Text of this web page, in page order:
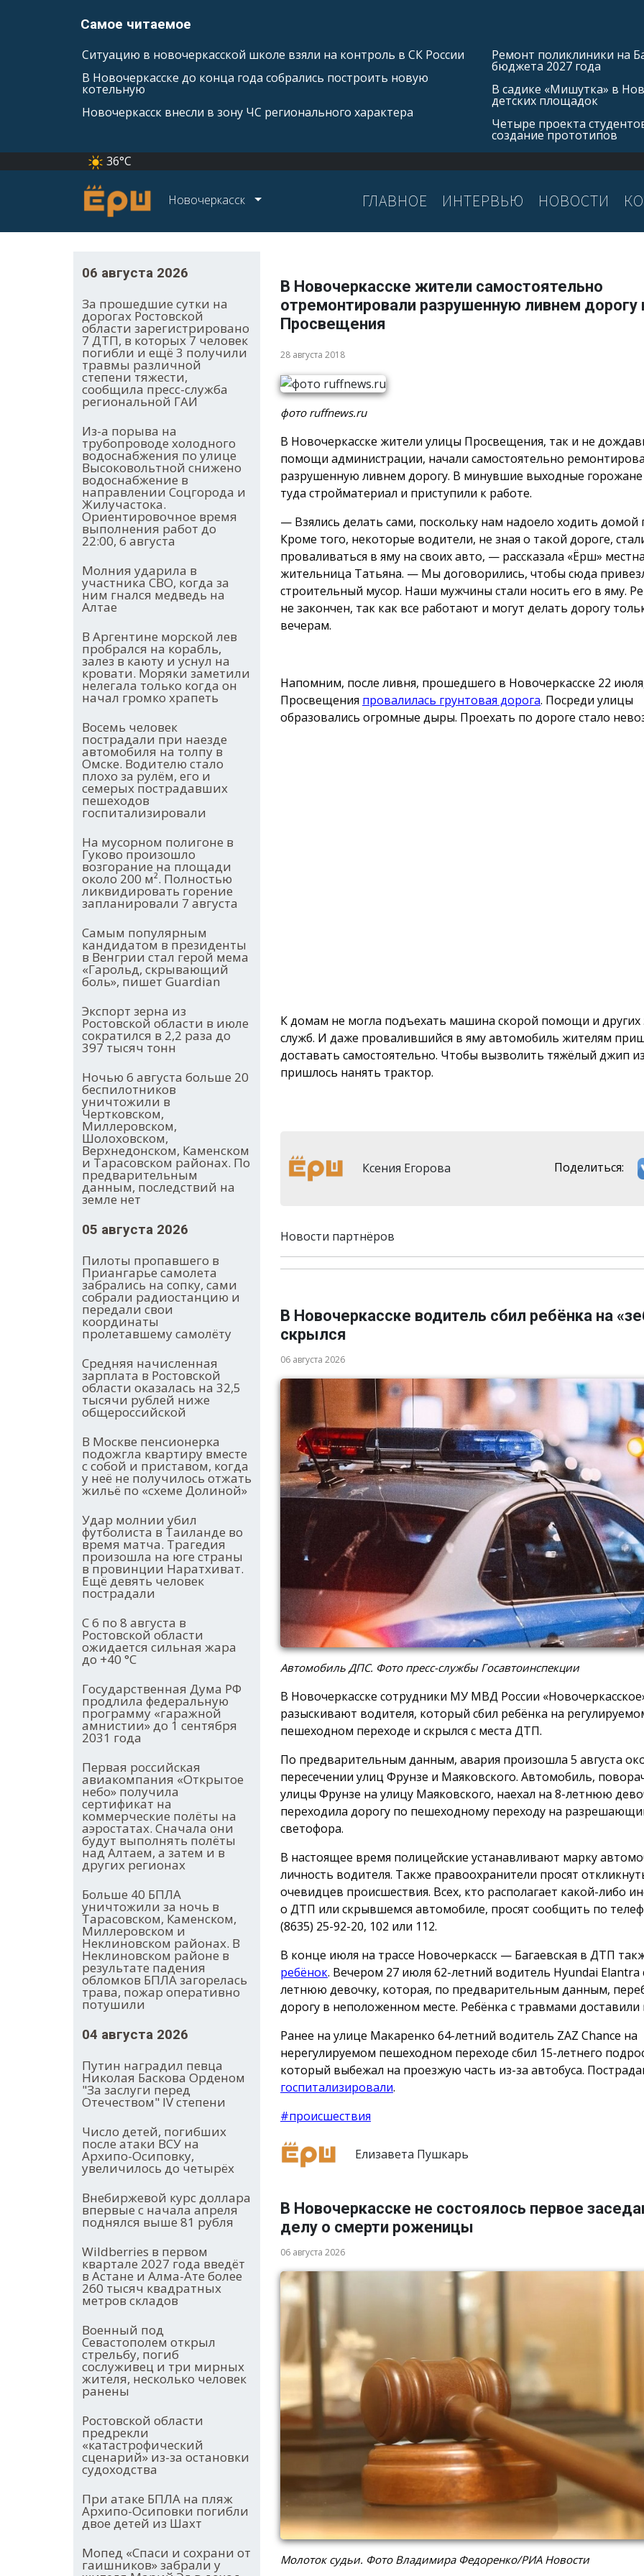
Самое читаемое
Ситуацию в новочеркасской школе взяли на контроль в СК России
В Новочеркасске до конца года собрались построить новую
котельную
Новочеркасск внесли в зону ЧС регионального характера
Ремонт поликлиники на
бюджета 2027 года
В садике «Мишутка» в
детских площадок
Четыре проекта
создание прототипов
36°C
Новочеркасск ГЛАВНОЕ ИНТЕРВЬЮ НОВОСТИ
06 августа 2026
За прошедшие сутки на
дорогах Ростовской
области зарегистрировано
7 ДТП, в которых 7 человек
погибли и ещё 3 получили
травмы различной
степени тяжести,
сообщила пресс-служба
региональной ГАИ
Из-а порыва на
трубопроводе холодного
водоснабжения по улице
Высоковольтной снижено
водоснабжение в
направлении Соцгорода и
Жилучастока.
Ориентировочное время
выполнения работ до
22:00, 6 августа
Молния ударила в
участника СВО, когда за
ним гнался медведь на
Алтае
В Аргентине морской лев
пробрался на корабль,
залез в каюту и уснул на
кровати. Моряки заметили
нелегала только когда он
начал громко храпеть
Восемь человек
пострадали при наезде
автомобиля на толпу в
Омске. Водителю стало
плохо за рулём, его и
семерых пострадавших
пешеходов
госпитализировали
На мусорном полигоне в
Гуково произошло
возгорание на площади
около 200 м². Полностью
ликвидировать горение
запланировали 7 августа
Самым популярным
кандидатом в президенты
в Венгрии стал герой мема
«Гарольд, скрывающий
боль», пишет Guardian
Экспорт зерна из
Ростовской области в июле
сократился в 2,2 раза до
397 тысяч тонн
Ночью 6 августа больше 20
беспилотников
уничтожили в
Чертковском,
Миллеровском,
Шолоховском,
Верхнедонском, Каменском
и Тарасовском районах. По
предварительным
данным, последствий на
земле нет
05 августа 2026
Пилоты пропавшего в
Приангарье самолета
забрались на сопку, сами
собрали радиостанцию и
передали свои
координаты
пролетавшему самолёту
Средняя начисленная
зарплата в Ростовской
области оказалась на 32,5
тысячи рублей ниже
общероссийской
В Москве пенсионерка
подожгла квартиру вместе
с собой и приставом, когда
у неё не получилось отжать
жильё по «схеме Долиной»
Удар молнии убил
футболиста в Таиланде во
время матча. Трагедия
произошла на юге страны
в провинции Наратхиват.
Ещё девять человек
пострадали
С 6 по 8 августа в
Ростовской области
ожидается сильная жара
до +40 °С
Государственная Дума РФ
продлила федеральную
программу «гаражной
амнистии» до 1 сентября
2031 года
Первая российская
авиакомпания «Открытое
небо» получила
сертификат на
коммерческие полёты на
аэростатах. Сначала они
будут выполнять полёты
над Алтаем, а затем и в
других регионах
Больше 40 БПЛА
уничтожили за ночь в
Тарасовском, Каменском,
Миллеровском и
Неклиновском районах. В
Неклиновском районе в
результате падения
обломков БПЛА загорелась
трава, пожар оперативно
потушили
04 августа 2026
Путин наградил певца
Николая Баскова Орденом
"За заслуги перед
Отечеством" IV степени
Число детей, погибших
после атаки ВСУ на
Архипо-Осиповку,
увеличилось до четырёх
Внебиржевой курс доллара
впервые с начала апреля
поднялся выше 81 рубля
Wildberries в первом
квартале 2027 года введёт
в Астане и Алма-Ате более
260 тысяч квадратных
метров складов
Военный под
Севастополем открыл
стрельбу, погиб
сослуживец и три мирных
жителя, несколько человек
ранены
Ростовской области
предрекли
«катастрофический
сценарий» из-за остановки
судоходства
При атаке БПЛА на пляж
Архипо-Осиповки погибли
двое детей из Шахт
Мопед «Спаси и сохрани от
гаишников» забрали у
В Новочеркасске жители самостоятельно
отремонтировали разрушенную ливнем дорогу
Просвещения
28 августа 2018
фото ruffnews.ru
В Новочеркасске жители улицы Просвещения, так и не
помощи администрации, начали самостоятельно
разрушенную ливнем дорогу. В минувшие выходные горожане
туда стройматериал и приступили к работе.
— Взялись делать сами, поскольку нам надоело ходить
Кроме того, некоторые водители, не зная о такой дороге,
проваливаться в яму на своих авто, — рассказала «Ёрш»
жительница Татьяна. — Мы договорились, чтобы сюда
строительный мусор. Наши мужчины стали носить его в яму.
не закончен, так как все работают и могут делать дорогу
вечерам.
Напомним, после ливня, прошедшего в Новочеркасске 22
Просвещения провалилась грунтовая дорога. Посреди улицы
образовались огромные дыры. Проехать по дороге стало
К домам не могла подъехать машина скорой помощи и других
служб. И даже провалившийся в яму автомобиль жителям
доставать самостоятельно. Чтобы вызволить тяжёлый джип
пришлось нанять трактор.
Ксения Егорова Поделиться:
Новости партнёров
В Новочеркасске водитель сбил ребёнка на
скрылся
06 августа 2026
Автомобиль ДПС. Фото пресс-службы Госавтоинспекции
В Новочеркасске сотрудники МУ МВД России
разыскивают водителя, который сбил ребёнка на
пешеходном переходе и скрылся с места ДТП.
По предварительным данным, авария произошла 5 августа
пересечении улиц Фрунзе и Маяковского. Автомобиль,
улицы Фрунзе на улицу Маяковского, наехал на 8-летнюю
переходила дорогу по пешеходному переходу на
светофора.
В настоящее время полицейские устанавливают марку
личность водителя. Также правоохранители просят
очевидцев происшествия. Всех, кто располагает какой-либо
о ДТП или скрывшемся автомобиле, просят сообщить по
(8635) 25-92-20, 102 или 112.
В конце июля на трассе Новочеркасск — Багаевская в ДТП
ребёнок. Вечером 27 июля 62-летний водитель Hyundai Elantra
летнюю девочку, которая, по предварительным данным,
дорогу в неположенном месте. Ребёнка с травмами доставили
Ранее на улице Макаренко 64-летний водитель ZAZ Chance на
нерегулируемом пешеходном переходе сбил 15-летнего
который выбежал на проезжую часть из-за автобуса.
госпитализировали.
#происшествия
Елизавета Пушкарь
В Новочеркасске не состоялось первое
делу о смерти роженицы
06 августа 2026
Молоток судьи. Фото Владимира Федоренко/РИА Новости